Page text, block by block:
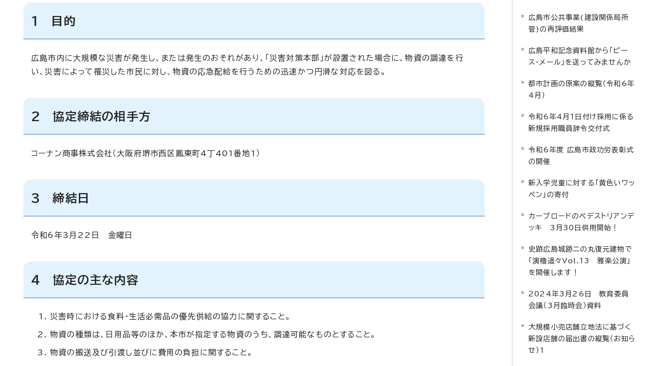
1 目的
広島市内に大規模な災害が発生し、または発生のおそれがあり、「災害対策本部」が設置された場合に、物資の調達を行
い、災害によって罹災した市民に対し、物資の応急配給を行うための迅速かつ円滑な対応を図る。
2 協定締結の相手方
コーナン商事株式会社（大阪府堺市西区鳳東町4丁401番地1）
3 締結日
令和6年3月22日 金曜日
4 協定の主な内容
災害時における食料・生活必需品の優先供給の協力に関すること。
物資の種類は、日用品等のほか、本市が指定する物資のうち、調達可能なものとすること。
物資の搬送及び引渡し並びに費用の負担に関すること。
広島市公共事業(建設関係局所
管)の再評価結果
広島平和記念資料館から「ピー
ス・メール」を送ってみませんか
都市計画の原案の縦覧（令和6年
4月）
令和6年4月1日付け採用に係る
新規採用職員辞令交付式
令和6年度 広島市政功労表彰式
の開催
新入学児童に対する「黄色いワッ
ペン」の寄付
カープロードのペデストリアンデ
ッキ 3月30日供用開始！
史跡広島城跡二の丸復元建物で
「演櫓遥々Vol.13 雅楽公演」
を開催します！
2024年3月26日 教育委員
会議（3月臨時会）資料
大規模小売店舗立地法に基づく
新設店舗の届出書の縦覧（お知ら
せ）1